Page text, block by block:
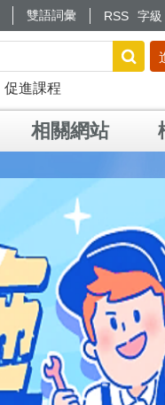
雙語詞彙 RSS 字級
促進課程
相關網站